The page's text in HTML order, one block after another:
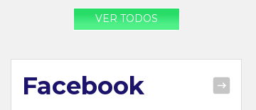
VER TODOS
Facebook